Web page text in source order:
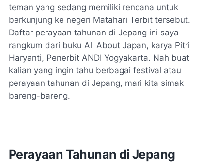
teman yang sedang memiliki rencana untuk
berkunjung ke negeri Matahari Terbit tersebut.
Daftar perayaan tahunan di Jepang ini saya
rangkum dari buku All About Japan, karya Pitri
Haryanti, Penerbit ANDI Yogyakarta. Nah buat
kalian yang ingin tahu berbagai festival atau
perayaan tahunan di Jepang, mari kita simak
bareng-bareng.
Perayaan Tahunan di Jepang